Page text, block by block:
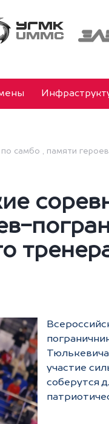
по самбо , памяти
участие
соберутся